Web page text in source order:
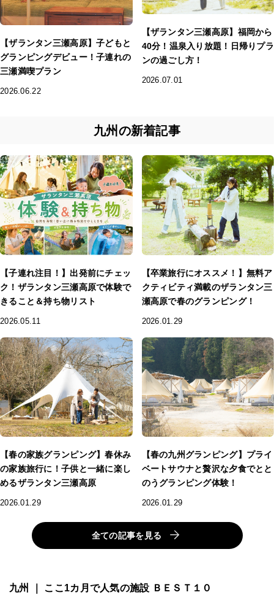
【ザランタン三瀬高原】子どもと
グランピングデビュー！子連れの
三瀬満喫プラン
2026.06.22
【ザランタン三瀬高原】福岡から
40分！温泉入り放題！日帰りプラ
ンの過ごし方！
2026.07.01
九州の新着記事
【子連れ注目！】出発前にチェッ
ク！ザランタン三瀬高原で体験で
きること＆持ち物リスト
2026.05.11
【卒業旅行にオススメ！】無料ア
クティビティ満載のザランタン三
瀬高原で春のグランピング！
2026.01.29
【春の家族グランピング】春休み
の家族旅行に！子供と一緒に楽し
めるザランタン三瀬高原
2026.01.29
【春の九州グランピング】プライ
ベートサウナと贅沢な夕食でとと
のうグランピング体験！
2026.01.29
全ての記事を見る
九州 ｜ ここ1カ月で人気の施設 ＢＥＳＴ１０